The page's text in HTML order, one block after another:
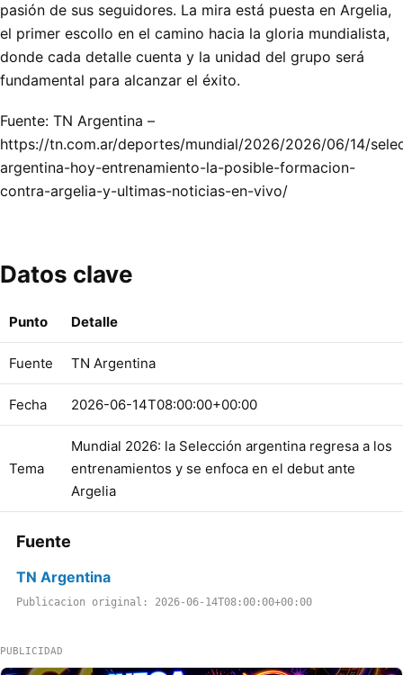
pasión de sus seguidores. La mira está puesta en Argelia,
el primer escollo en el camino hacia la gloria mundialista,
donde cada detalle cuenta y la unidad del grupo será
fundamental para alcanzar el éxito.
Fuente: TN Argentina –
https://tn.com.ar/deportes/mundial/2026/2026/06/14/
argentina-hoy-entrenamiento-la-posible-formacion-
contra-argelia-y-ultimas-noticias-en-vivo/
Datos clave
Punto Detalle
Fuente TN Argentina
Fecha 2026-06-14T08:00:00+00:00
Tema
Mundial 2026: la Selección argentina regresa a los
entrenamientos y se enfoca en el debut ante
Argelia
Fuente
TN Argentina
Publicacion original: 2026-06-14T08:00:00+00:00
PUBLICIDAD